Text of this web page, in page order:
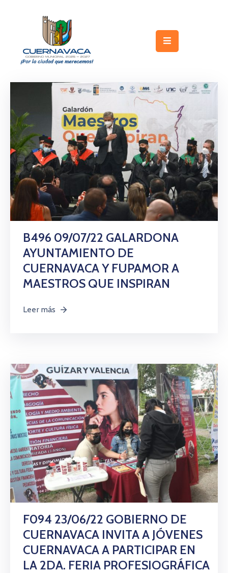
Gobierno
Trámites
y
Servicios
Licitaciones
Transparencia
Directorio
B496 09/07/22 GALARDONA
AYUNTAMIENTO DE
CUERNAVACA Y FUPAMOR A
MAESTROS QUE INSPIRAN
Leer más
F094 23/06/22 GOBIERNO DE
CUERNAVACA INVITA A JÓVENES
CUERNAVACA A PARTICIPAR EN
LA 2DA. FERIA PROFESIOGRÁFICA